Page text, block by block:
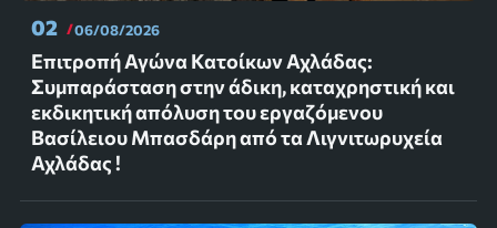
02 06/08/2026
Επιτροπή Αγώνα Κατοίκων Αχλάδας:
Συμπαράσταση στην άδικη, καταχρηστική και
εκδικητική απόλυση του εργαζόμενου
Βασίλειου Μπασδάρη από τα Λιγνιτωρυχεία
Αχλάδας !